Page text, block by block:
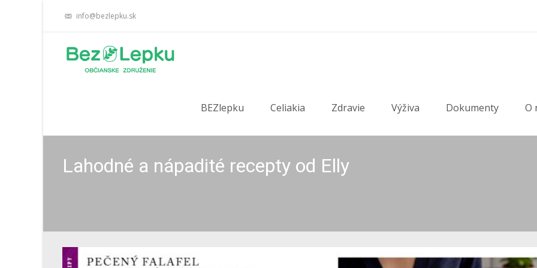
info@bezlepku.sk
BEZlepku Celiakia Zdravie Výživa Dokumenty O
Lahodné a nápadité recepty od Elly